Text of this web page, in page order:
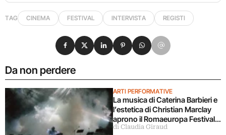
TAG CINEMA FESTIVAL INTERVISTA REGISTI
Da non perdere
ARTI PERFORMATIVE
La musica di Caterina Barbieri e
l’estetica di Christian Marclay
aprono il Romaeuropa Festival
2026
di Claudia Giraud
Condividi su Facebook
Condividi su X
Condividi su LinkedIn
Condividi su Pinterest
Condividi su WhatsApp
Condividi su Email